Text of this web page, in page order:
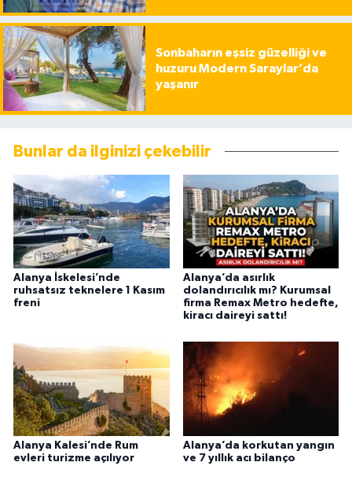
Sonbaharın eşsiz güzelliği ve
huzuru Modern Saraylar’da
yaşanır
Bunlar da ilginizi çekebilir
Alanya İskelesi’nde
ruhsatsız teknelere 1 Kasım
freni
Alanya’da asırlık
dolandırıcılık mı? Kurumsal
firma Remax Metro hedefte,
kiracı daireyi sattı!
Alanya Kalesi’nde Rum
evleri turizme açılıyor
Alanya’da korkutan yangın
ve 7 yıllık acı bilanço